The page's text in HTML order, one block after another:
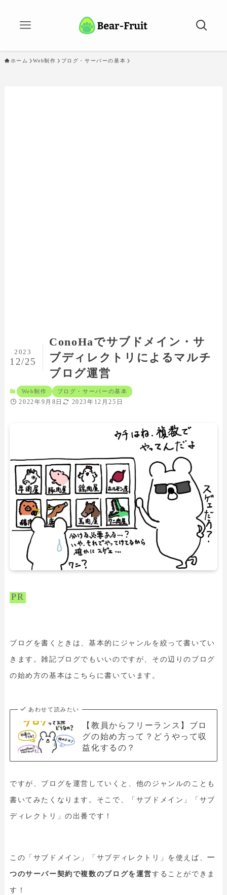
ホーム Web制作 ブログ・サーバーの基本
ConoHaでサブドメイン・サ
ブディレクトリによるマルチ
ブログ運営
2023
12/25
Web制作 ブログ・サーバーの基本
2022年9月8日 2023年12月25日
PR
ブログを書くときは、基本的にジャンルを絞って書いてい
きます。雑記ブログでもいいのですが、その辺りのブログ
の始め方の基本はこちらに書いています。
あわせて読みたい
【教員からフリーランス】ブロ
グの始め方って？どうやって収
益化するの？
ですが、ブログを運営していくと、他のジャンルのことも
書いてみたくなります。そこで、「サブドメイン」「サブ
ディレクトリ」の出番です！
この「サブドメイン」「サブディレクトリ」を使えば、一
つのサーバー契約で複数のブログを運営することができま
す！